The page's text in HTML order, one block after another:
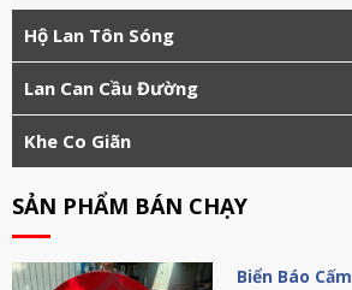
Hộ Lan Tôn Sóng
Lan Can Cầu Đường
Khe Co Giãn
SẢN PHẨM BÁN CHẠY
Biển Báo Cấm